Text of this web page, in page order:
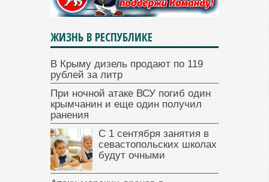
ЖИЗНЬ В РЕСПУБЛИКЕ
В Крыму дизель продают по 119
рублей за литр
При ночной атаке ВСУ погиб один
крымчанин и еще один получил
ранения
С 1 сентября занятия в
севастопольских школах
будут очными